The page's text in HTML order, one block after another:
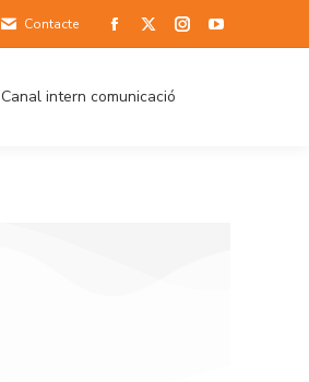
Contacte
Canal intern comunicació